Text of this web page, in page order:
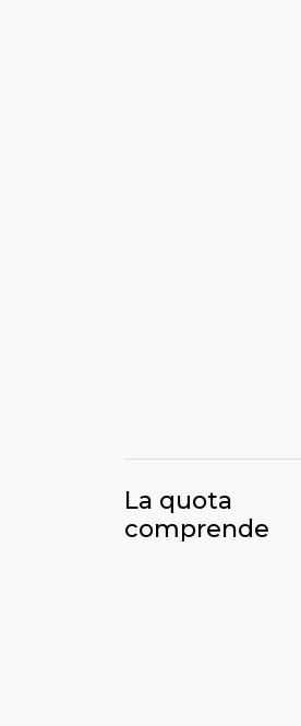
La quota
comprende